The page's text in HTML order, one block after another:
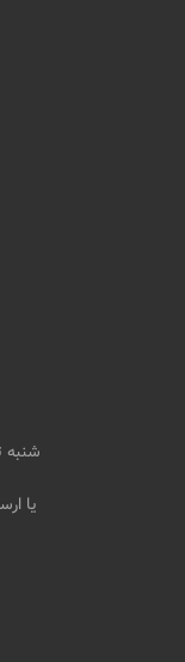
شنبه تا
یا